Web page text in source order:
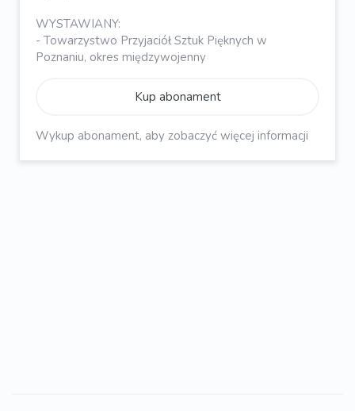
WYSTAWIANY:
- Towarzystwo Przyjaciół Sztuk Pięknych w
Poznaniu, okres międzywojenny
Kup abonament
Wykup abonament, aby zobaczyć więcej informacji